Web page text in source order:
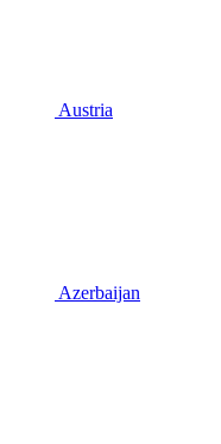
Austria
Azerbaijan